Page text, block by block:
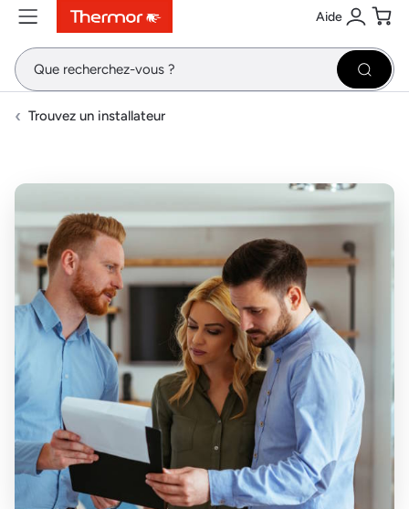
ContenuMenuRecherche Aide
Se
Trouvez un installateur